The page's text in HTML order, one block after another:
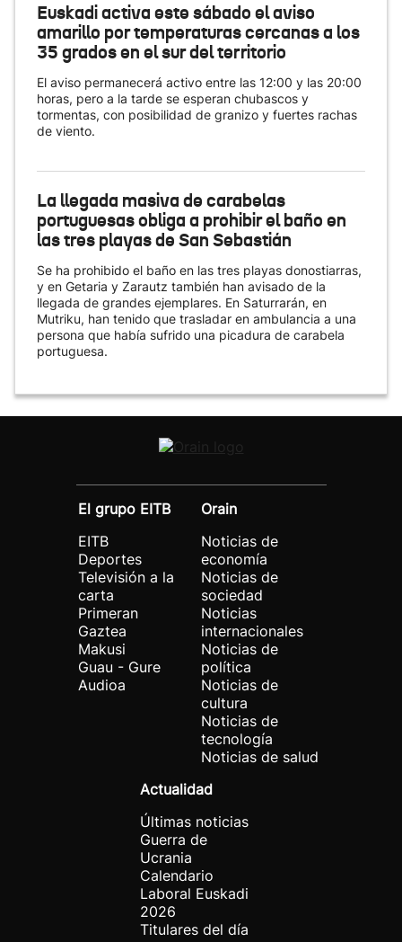
Euskadi activa este sábado el aviso
amarillo por temperaturas cercanas a los
35 grados en el sur del territorio
El aviso permanecerá activo entre las 12:00 y las 20:00
horas, pero a la tarde se esperan chubascos y
tormentas, con posibilidad de granizo y fuertes rachas
de viento.
La llegada masiva de carabelas
portuguesas obliga a prohibir el baño en
las tres playas de San Sebastián
Se ha prohibido el baño en las tres playas donostiarras,
y en Getaria y Zarautz también han avisado de la
llegada de grandes ejemplares. En Saturrarán, en
Mutriku, han tenido que trasladar en ambulancia a una
persona que había sufrido una picadura de carabela
portuguesa.
El grupo EITB
EITB
Deportes
Televisión a la
carta
Primeran
Gaztea
Makusi
Guau - Gure
Audioa
Orain
Noticias de
economía
Noticias de
sociedad
Noticias
internacionales
Noticias de
política
Noticias de
cultura
Noticias de
tecnología
Noticias de salud
Actualidad
Últimas noticias
Guerra de
Ucrania
Calendario
Laboral Euskadi
2026
Titulares del día